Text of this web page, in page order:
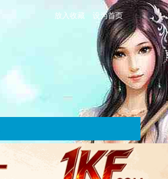
放入收藏 设为首页